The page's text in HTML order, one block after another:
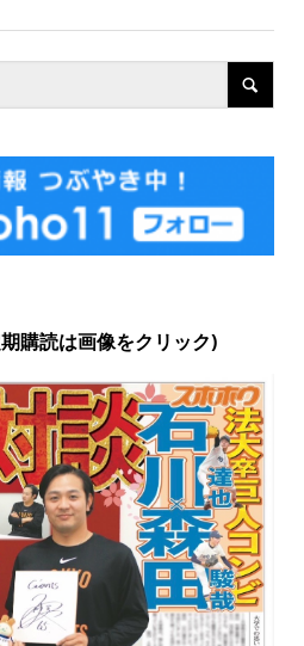
購読は画像をクリック)